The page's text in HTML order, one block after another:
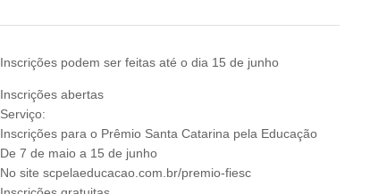
Inscrições podem ser feitas até o dia 15 de junho
Inscrições abertas
Serviço:
Inscrições para o Prêmio Santa Catarina pela Educação
De 7 de maio a 15 de junho
No site scpelaeducacao.com.br/premio-fiesc